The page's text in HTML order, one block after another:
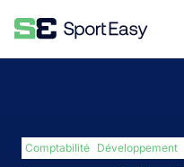
Comptabilité Développement